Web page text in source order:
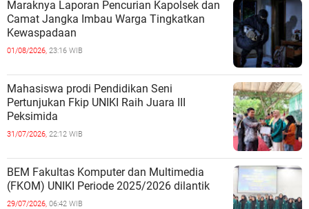
Maraknya Laporan Pencurian Kapolsek dan
Camat Jangka Imbau Warga Tingkatkan
Kewaspadaan
01/08/2026, 23:16 WIB
Mahasiswa prodi Pendidikan Seni
Pertunjukan Fkip UNIKI Raih Juara III
Peksimida
31/07/2026, 22:12 WIB
BEM Fakultas Komputer dan Multimedia
(FKOM) UNIKI Periode 2025/2026 dilantik
29/07/2026, 06:42 WIB